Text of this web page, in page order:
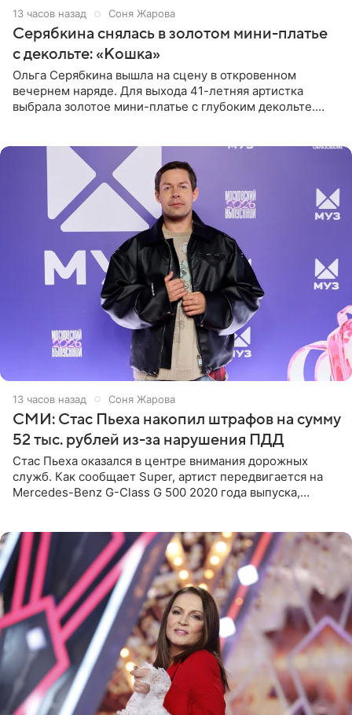
13 часов назад Соня Жарова
Серябкина снялась в золотом мини-платье
с декольте: «Кошка»
Ольга Серябкина вышла на сцену в откровенном
вечернем наряде. Для выхода 41-летняя артистка
выбрала золотое мини-платье с глубоким декольте.
13 часов назад Соня Жарова
СМИ: Стас Пьеха накопил штрафов на сумму
52 тыс. рублей из-за нарушения ПДД
Стас Пьеха оказался в центре внимания дорожных
служб. Как сообщает Super, артист передвигается на
Mercedes-Benz G-Class G 500 2020 года выпуска,